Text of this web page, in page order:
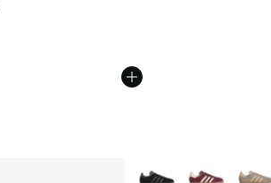
Sale. Der Preis ist von € 119,99 auf €
Weitere Farben